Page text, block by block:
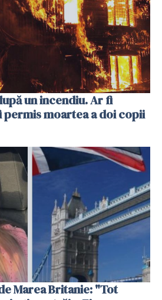
un incendiu. Ar fi
moartea a doi copii
Marea Britanie: "Tot